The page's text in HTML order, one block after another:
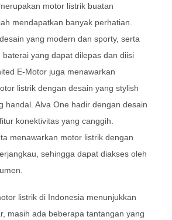
motor listrik buatan
mendapatkan banyak perhatian.
yang modern dan sporty, serta
yang dapat dilepas dan diisi
E-Motor juga menawarkan
listrik dengan desain yang stylish
handal. Alva One hadir dengan desain
konektivitas yang canggih.
menawarkan motor listrik dengan
sehingga dapat diakses oleh
listrik di Indonesia menunjukkan
masih ada beberapa tantangan yang